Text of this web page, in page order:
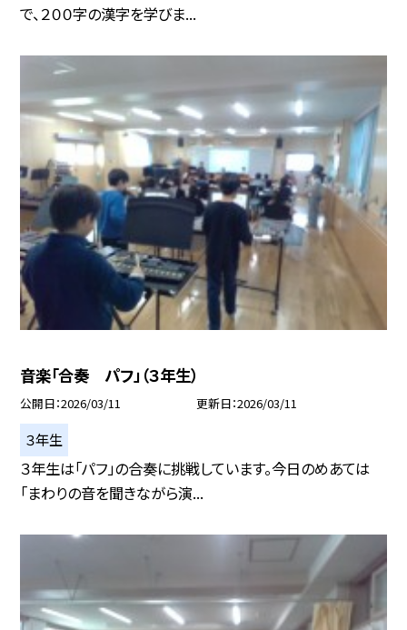
で、２００字の漢字を学びま...
音楽「合奏 パフ」（３年生）
公開日 2026/03/11 更新日 2026/03/11
３年生
３年生は「パフ」の合奏に挑戦しています。今日のめあては
「まわりの音を聞きながら演...